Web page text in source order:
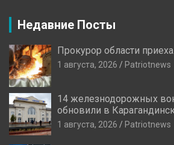
Недавние Посты
Прокурор области
1 августа, 2026 Patriotnews
14 железнодорожных
обновили в
1 августа, 2026 Patriotnews